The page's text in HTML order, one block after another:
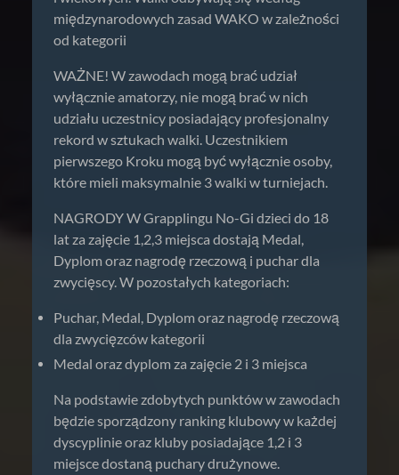
międzynarodowych zasad WAKO w zależności
od kategorii
WAŻNE! W zawodach mogą brać udział
wyłącznie amatorzy, nie mogą brać w nich
udziału uczestnicy posiadający profesjonalny
rekord w sztukach walki. Uczestnikiem
pierwszego Kroku mogą być wyłącznie osoby,
które mieli maksymalnie 3 walki w turniejach.
NAGRODY W Grapplingu No-Gi dzieci do 18
lat za zajęcie 1,2,3 miejsca dostają Medal,
Dyplom oraz nagrodę rzeczową i puchar dla
zwycięscy. W pozostałych kategoriach:
Puchar, Medal, Dyplom oraz nagrodę rzeczową
dla zwycięzców kategorii
Medal oraz dyplom za zajęcie 2 i 3 miejsca
Na podstawie zdobytych punktów w zawodach
będzie sporządzony ranking klubowy w każdej
dyscyplinie oraz kluby posiadające 1,2 i 3
miejsce dostaną puchary drużynowe.